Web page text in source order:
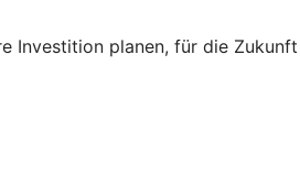
Investition planen, für die Zukunft